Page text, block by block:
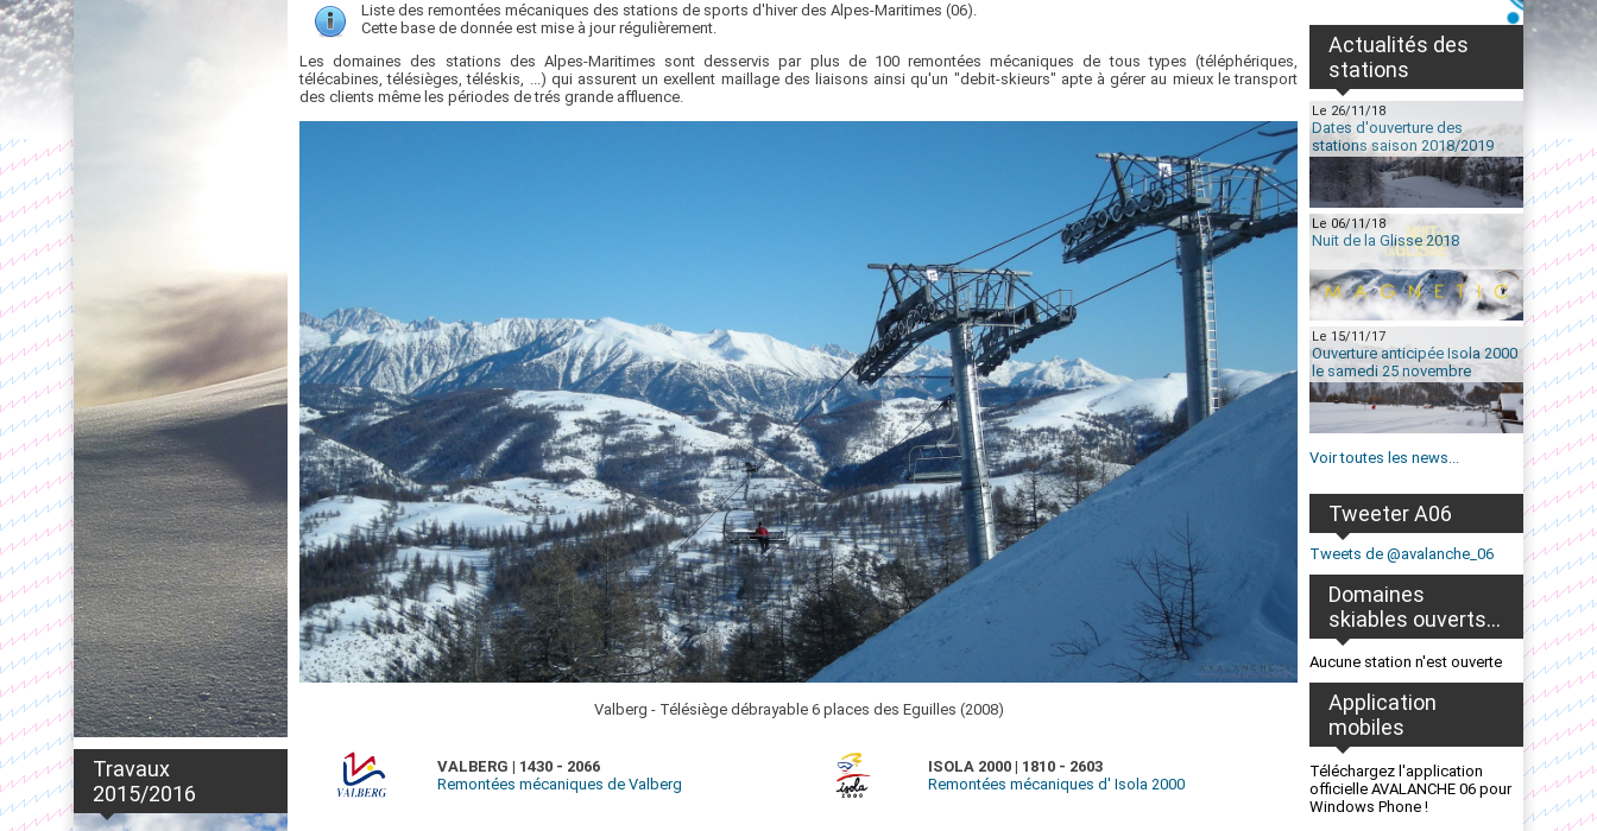
Travaux
2015/2016
Liste des remontées mécaniques des stations de sports d'hiver des Alpes-Maritimes (06).
Cette base de donnée est mise à jour régulièrement.
Les domaines des stations des Alpes-Maritimes sont desservis par plus de 100 remontées mécaniques de tous types (téléphériques,
télécabines, télésièges, téléskis, ...) qui assurent un exellent maillage des liaisons ainsi qu'un "debit-skieurs" apte à gérer au mieux le transport
des clients même les périodes de trés grande affluence.
Valberg - Télésiège débrayable 6 places des Eguilles (2008)
VALBERG | 1430 - 2066
Remontées mécaniques de Valberg
ISOLA 2000 | 1810 - 2603
Remontées mécaniques d' Isola 2000
Actualités des
stations
Le 26/11/18
Dates d'ouverture des
stations saison 2018/2019
Le 06/11/18
Nuit de la Glisse 2018
Le 15/11/17
Ouverture anticipée Isola 2000
le samedi 25 novembre
Voir toutes les news...
Tweeter A06
Tweets de @avalanche_06
Domaines
skiables ouverts...
Aucune station n'est ouverte
Application
mobiles
Téléchargez l'application
officielle AVALANCHE 06 pour
Windows Phone !